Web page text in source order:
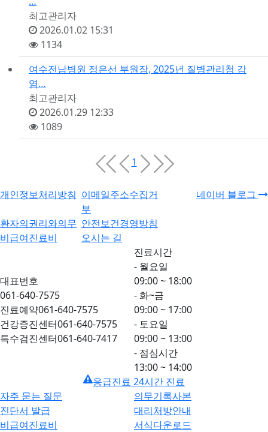
등
록
자
최고관리자
등
록
일
2026.01.02 15:31
조
회
1134
여수전남병원 정은선 부원장, 2025년 질병관리청 감
염…
등
록
자
최고관리자
등
록
일
2026.01.29 12:33
조
회
1089
1
개인정보처리방침 이메일주소수집거
부
환자의권리와의무 안전보건경영방침
비급여진료비
오시는 길
네이버 블로그
대표번호
061-640-7575
진료예약061-640-7575
건강증진센터061-640-7575
특수검진센터061-640-7417
진료시간
- 월요일
09:00 ~ 18:00
- 화~금
09:00 ~ 17:00
- 토요일
09:00 ~ 13:00
- 점심시간
13:00 ~ 14:00
응급진료 24시간 진료
자주 묻는 질문
의무기록사본
진단서 발급
대리처방안내
비급여진료비
서식다운로드